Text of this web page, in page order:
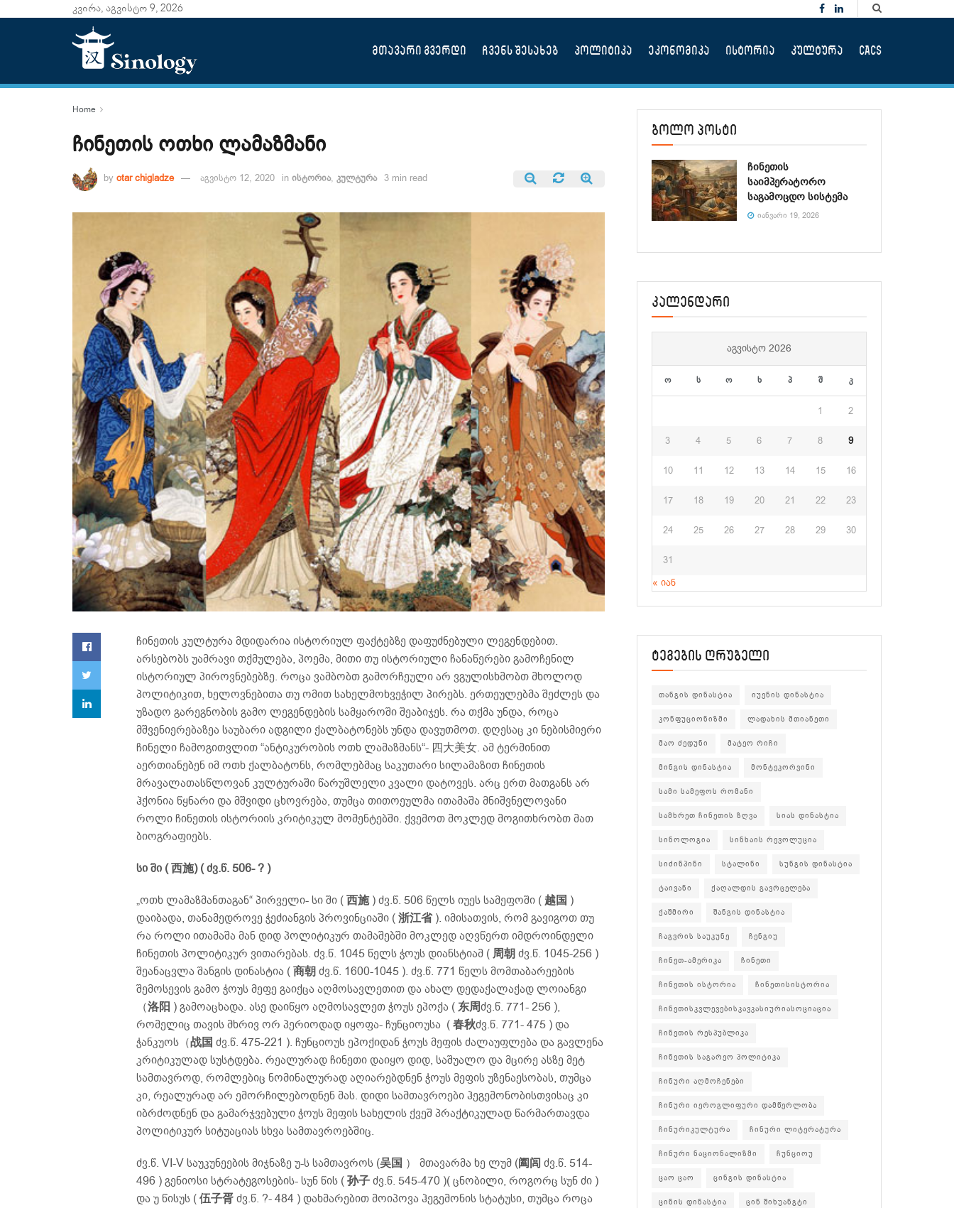
კვირა, აგვისტო 9, 2026
მთავარი გვერდი ჩვენს შესახებ პოლიტიკა ეკონომიკა ისტორია კულტურა CACS
Home
ჩინეთის ოთხი ლამაზმანი
by otar chigladze აგვისტო 12, 2020 in ისტორია, კულტურა 3 min read
ჩინეთის კულტურა მდიდარია ისტორიულ ფაქტებზე დაფუძნებული ლეგენდებით.
არსებობს უამრავი თქმულება, პოემა, მითი თუ ისტორიული ჩანაწერები გამოჩენილ
ისტორიულ პიროვნებებზე. როცა ვამბობთ გამორჩეული არ ვგულისხმობთ მხოლოდ
პოლიტიკით, ხელოვნებითა თუ ომით სახელმოხვეჭილ პირებს. ერთეულებმა შეძლეს და
უზადო გარეგნობის გამო ლეგენდების სამყაროში შეაბიჯეს. რა თქმა უნდა, როცა
მშვენიერებაზეა საუბარი ადგილი ქალბატონებს უნდა დავუთმოთ. დღესაც კი ნებისმიერი
ჩინელი ჩამოგითვლით “ანტიკურობის ოთხ ლამაზმანს“- 四大美女. ამ ტერმინით
აერთიანებენ იმ ოთხ ქალბატონს, რომლებმაც საკუთარი სილამაზით ჩინეთის
მრავალათასწლოვან კულტურაში წარუშლელი კვალი დატოვეს. არც ერთ მათგანს არ
ჰქონია წყნარი და მშვიდი ცხოვრება, თუმცა თითოეულმა ითამაშა მნიშვნელოვანი
როლი ჩინეთის ისტორიის კრიტიკულ მომენტებში. ქვემოთ მოკლედ მოგითხრობთ მათ
ბიოგრაფიებს.
სი ში ( 西施) ( ძვ.წ. 506- ? )
„ოთხ ლამაზმანთაგან“ პირველი- სი ში (西施) ძვ.წ. 506 წელს იუეს სამეფოში (越国 )
დაიბადა, თანამედროვე ჭეძიანგის პროვინციაში (浙江省). იმისათვის, რომ გავიგოთ თუ
რა როლი ითამაშა მან დიდ პოლიტიკურ თამაშებში მოკლედ აღვწერთ იმდროინდელი
ჩინეთის პოლიტიკურ ვითარებას. ძვ.წ. 1045 წელს ჭოუს დიანსტიამ (周朝ძვ.წ. 1045-256 )
შეანაცვლა შანგის დინასტია (商朝ძვ.წ. 1600-1045 ). ძვ.წ. 771 წელს მომთაბარეების
შემოსევის გამო ჭოუს მეფე გაიქცა აღმოსავლეთით და ახალ დედაქალაქად ლოიანგი
（洛阳 ) გამოაცხადა. ასე დაიწყო აღმოსავლეთ ჭოუს ეპოქა (东周ძვ.წ. 771- 256 ),
რომელიც თავის მხრივ ორ პერიოდად იყოფა- ჩუნციოუსა (春秋ძვ.წ. 771- 475 ) და
ჭანკუოს（战国 ძვ.წ. 475-221 ). ჩუნციოუს ეპოქიდან ჭოუს მეფის ძალაუფლება და გავლენა
კრიტიკულად სუსტდება. რეალურად ჩინეთი დაიყო დიდ, საშუალო და მცირე ასზე მეტ
სამთავროდ, რომლებიც ნომინალურად აღიარებდნენ ჭოუს მეფის უზენაესობას, თუმცა
კი, რეალურად არ ემორჩილებოდნენ მას. დიდი სამთავროები ჰეგემონობისთვისაც კი
იბრძოდნენ და გამარჯვებული ჭოუს მეფის სახელის ქვეშ პრაქტიკულად წარმართავდა
პოლიტიკურ სიტუაციას სხვა სამთავროებშიც.
ძვ.წ. VI-V საუკუნეების მიჯნაზე უ-ს სამთავროს (吴国 ） მთავარმა ხე ლუმ (阖闾 ძვ.წ. 514-
496 ) გენიოსი სტრატეგოსების- სუნ წის (孙子ძვ.წ. 545-470 )( ცნობილი, როგორც სუნ ძი )
და უ წისუს (伍子胥ძვ.წ. ?- 484 ) დახმარებით მოიპოვა ჰეგემონის სტატუსი, თუმცა როცა
ბოლო პოსტი
ჩინეთის
საიმპერატორო
საგამოცდო სისტემა
ᲘᲐᲜᲕᲐᲠᲘ 19, 2026
კალენდარი
ᲐᲒᲕᲘᲡᲢᲝ 2026
ო ს ო ხ პ შ კ
1 2
3 4 5 6 7 8 9
10 11 12 13 14 15 16
17 18 19 20 21 22 23
24 25 26 27 28 29 30
31
« იან
ტეგების ღრუბელი
თანგის დინასტია იუენის დინასტია
კონფუციონიზმი ლადახის მთიანეთი
მაო ძედუნი მატეო რიჩი
მინგის დინასტია მონტეკორვინი
სამი სამეფოს რომანი
სამხრეთ ჩინეთის ზღვა სიას დინასტია
სინოლოგია სინხაის რევოლუცია
სიძინპინი სტალინი სუნგის დინასტია
ტაივანი ქაღალდის გავრცელება
ქაშმირი შანგის დინასტია
ჩაგვრის საუკუნე ჩენგიუ
ჩინეთ-ამერიკა ჩინეთი
ჩინეთის ისტორია ჩინეთისისტორია
ჩინეთისკვლევებისკავკასიურიასოციაცია
ჩინეთის რესპუბლიკა
ჩინეთის საგარეო პოლიტიკა
ჩინური აღმოჩენები
ჩინური იეროგლიფური დამწერლობა
ჩინურიკულტურა ჩინური ლიტერატურა
ჩინური ნაციონალიზმი ჩუნციოუ
ცაო ცაო ცინგის დინასტია
ცინის დინასტია ცინ შიხუანგტი